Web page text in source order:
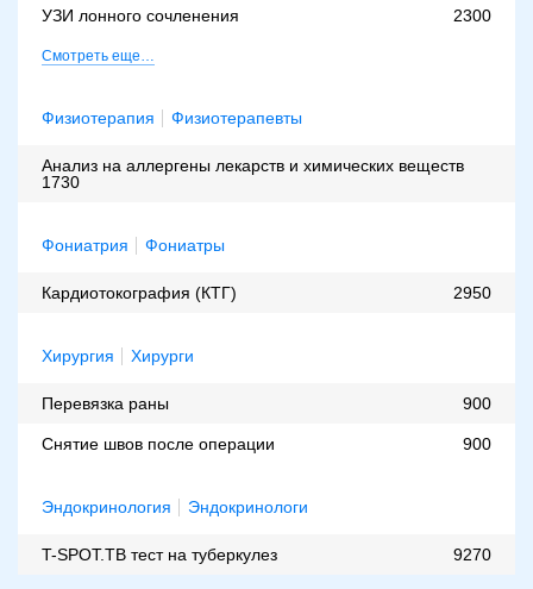
УЗИ лонного сочленения 2300
Смотреть еще…
Физиотерапия Физиотерапевты
Анализ на аллергены лекарств и химических веществ
1730
Фониатрия Фониатры
Кардиотокография (КТГ) 2950
Хирургия Хирурги
Перевязка раны 900
Снятие швов после операции 900
Эндокринология Эндокринологи
T-SPOT.TB тест на туберкулез 9270